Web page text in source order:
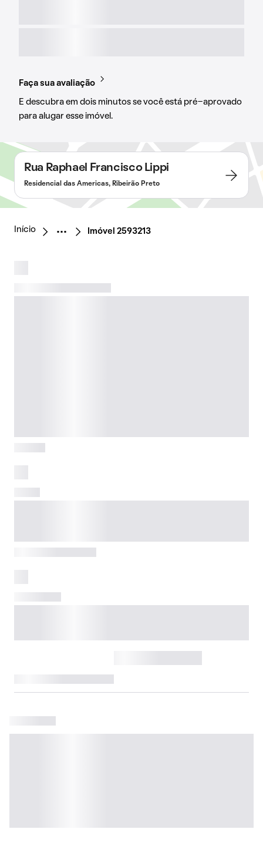
Faça sua avaliação
E descubra em dois minutos se você está pré-aprovado
para alugar esse imóvel.
Rua Raphael Francisco Lippi
Residencial das Americas, Ribeirão Preto
Início Imóvel 2593213